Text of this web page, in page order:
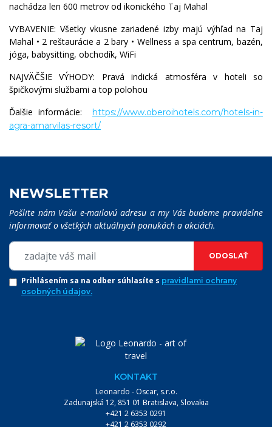
nachádza len 600 metrov od ikonického Taj Mahal
VYBAVENIE: Všetky vkusne zariadené izby majú výhľad na Taj
Mahal • 2 reštaurácie a 2 bary • Wellness a spa centrum, bazén,
jóga, babysitting, obchodík, WiFi
NAJVÄČŠIE VÝHODY: Pravá indická atmosféra v hoteli so
špičkovými službami a top polohou
Ďalšie informácie: https://www.oberoihotels.com/hotels-in-
agra-amarvilas-resort/
NEWSLETTER
Pošlite nám Vašu e-mailovú adresu a my Vás budeme pravidelne
informovať o všetkých aktuálnych ponukách a akciách.
ODOSLAŤ
Prihlásením sa na odber súhlasíte s pravidlami ochrany
osobných údajov.
KONTAKT
Leonardo - Oscar, s.r.o.
Zadunajská 12, 851 01 Bratislava, Slovakia
+421 2 6353 0291
+421 2 6353 0292